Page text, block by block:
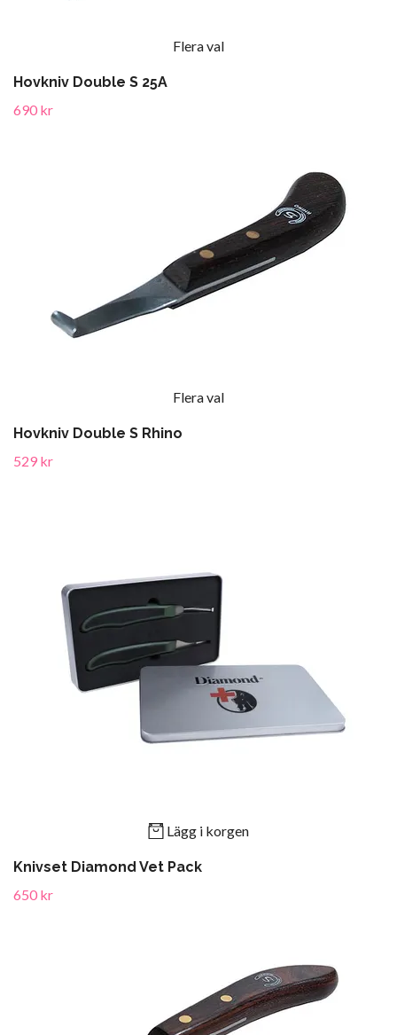
Flera val
Hovkniv Double S 25A
690 kr
Flera val
Hovkniv Double S Rhino
529 kr
Lägg i korgen
Knivset Diamond Vet Pack
650 kr